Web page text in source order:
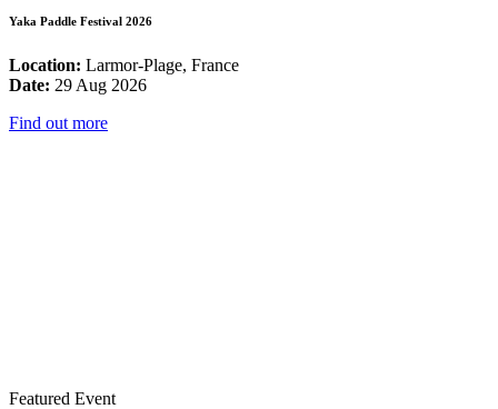
Yaka Paddle Festival 2026
Location: Larmor-Plage, France
Date: 29 Aug 2026
Find out more
Featured Event